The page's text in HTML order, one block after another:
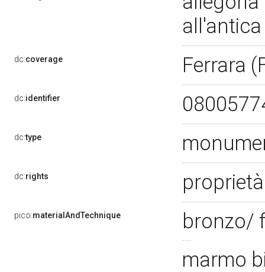
dc:coverage Ferrara
dc:identifier
dc:type
dc:rights
pico:materialAndTechnique
bronzo/
marmo